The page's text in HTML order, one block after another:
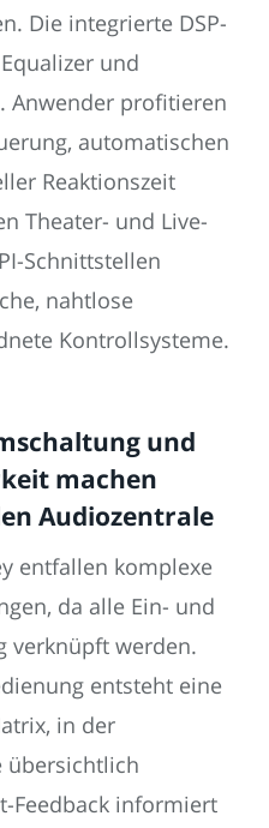
Die integrierte DSP-
und
Anwender profitieren
automatischen
Reaktionszeit
Theater- und Live-
Schnittstellen
nahtlose
Kontrollsysteme.
und
machen
Audiozentrale
entfallen komplexe
da alle Ein- und
verknüpft werden.
entsteht eine
in der
übersichtlich
Feedback informiert